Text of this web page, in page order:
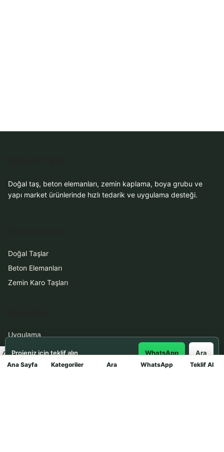
Ana Sayfa Kategoriler Ara WhatsApp Teklif Al
Doğal taş, beton elemanları, zemin kaplama, boya grubu ve
yapı market ürünlerinde hızlı tedarik ve uygulama desteği.
Doğal Taşlar
Beton Elemanları
Zemin Karo Taşları
Uygulama
Boya Badana
Projeniz için teklif alın WhatsApp Ara